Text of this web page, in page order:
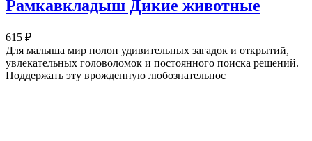
Рамкавкладыш Дикие животные
615 ₽
Для малыша мир полон удивительных загадок и открытий,
увлекательных головоломок и постоянного поиска решений.
Поддержать эту врожденную любознательнос